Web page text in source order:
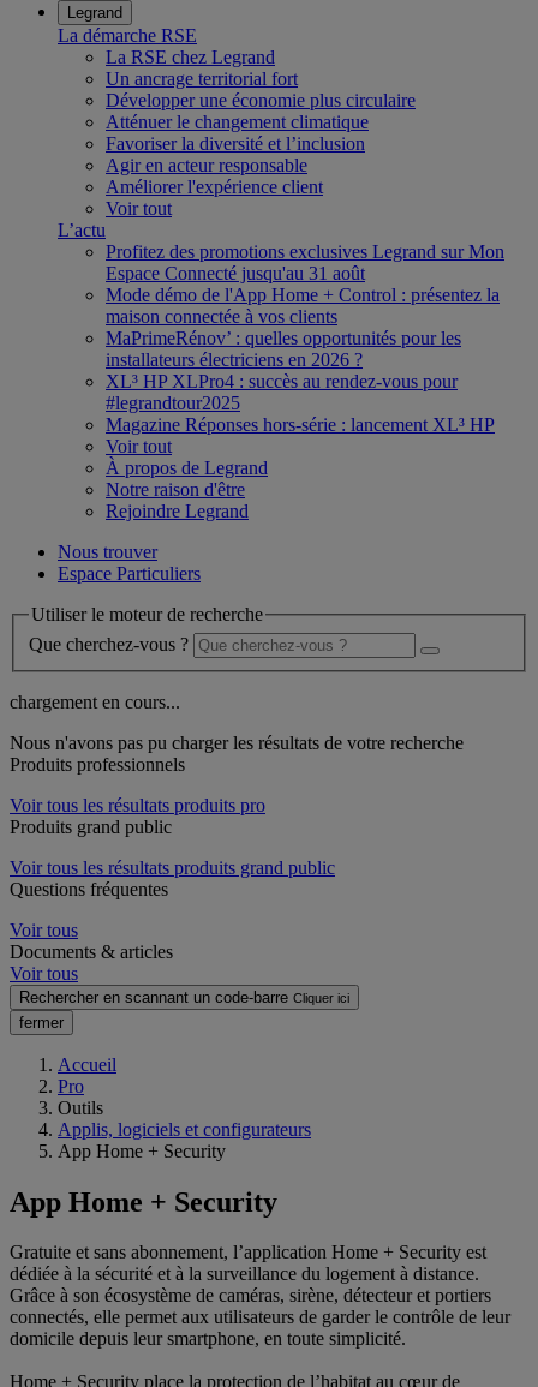
Legrand
La démarche RSE
La RSE chez Legrand
Un ancrage territorial fort
Développer une économie plus circulaire
Atténuer le changement climatique
Favoriser la diversité et l’inclusion
Agir en acteur responsable
Améliorer l'expérience client
Voir tout
L’actu
Profitez des promotions exclusives Legrand sur Mon
Espace Connecté jusqu'au 31 août
Mode démo de l'App Home + Control : présentez la
maison connectée à vos clients
MaPrimeRénov’ : quelles opportunités pour les
installateurs électriciens en 2026 ?
XL³ HP XLPro4 : succès au rendez-vous pour
#legrandtour2025
Magazine Réponses hors-série : lancement XL³ HP
Voir tout
À propos de Legrand
Notre raison d'être
Rejoindre Legrand
Nous trouver
Espace Particuliers
Utiliser le moteur de recherche
Que cherchez-vous ?
chargement en cours...
Nous n'avons pas pu charger les résultats de votre recherche
Produits professionnels
Voir tous les résultats produits pro
Produits grand public
Voir tous les résultats produits grand public
Questions fréquentes
Voir tous
Documents & articles
Voir tous
Rechercher en scannant un code-barre Cliquer ici
fermer
Accueil
Pro
Outils
Applis, logiciels et configurateurs
App Home + Security
App Home + Security
Gratuite et sans abonnement, l’application Home + Security est
dédiée à la sécurité et à la surveillance du logement à distance.
Grâce à son écosystème de caméras, sirène, détecteur et portiers
connectés, elle permet aux utilisateurs de garder le contrôle de leur
domicile depuis leur smartphone, en toute simplicité.
Home + Security place la protection de l’habitat au cœur de